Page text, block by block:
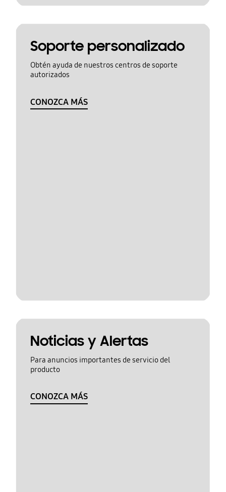
Soporte personalizado
Obtén ayuda de nuestros centros de soporte
autorizados
CONOZCA MÁS
Noticias y Alertas
Para anuncios importantes de servicio del
producto
CONOZCA MÁS